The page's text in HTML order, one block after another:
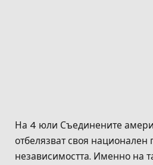
На 4 юли Съединените
отбелязват своя национален
независимостта. Именно на